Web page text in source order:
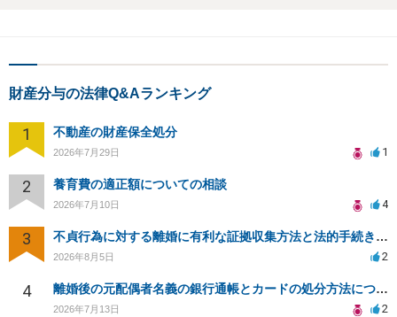
財産分与の法律Q&Aランキング
1 不動産の財産保全処分
2026年7月29日 1
2 養育費の適正額についての相談
2026年7月10日 4
3 不貞行為に対する離婚に有利な証拠収集方法と法的手続きについて
2026年8月5日 2
4 離婚後の元配偶者名義の銀行通帳とカードの処分方法について
2026年7月13日 2